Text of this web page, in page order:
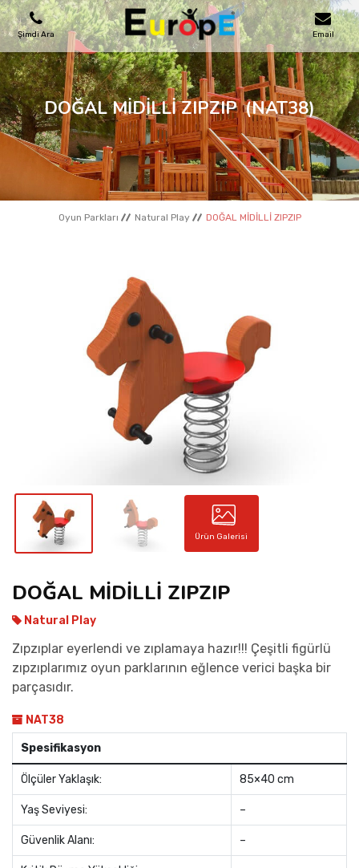
Şimdi Ara Email
OYUN PARKLARI
SKATEPARKLAR
AHŞAP EVLER
KENT MOBILYALARI
DOĞAL MİDİLLİ ZIPZIP (NAT38)
Oyun Parkları Natural Play DOĞAL MİDİLLİ ZIPZIP
Ürün Galerisi
DOĞAL MİDİLLİ ZIPZIP
Natural Play
Zıpzıplar eyerlendi ve zıplamaya hazır!!! Çeşitli figürlü
zıpzıplarımız oyun parklarının eğlence verici başka bir
parçasıdır.
NAT38
Spesifikasyon
Ölçüler Yaklaşık: 85×40 cm
Yaş Seviyesi: –
Güvenlik Alanı: –